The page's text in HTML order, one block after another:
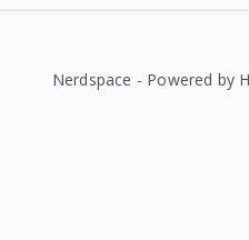
Nerdspace - Powered by